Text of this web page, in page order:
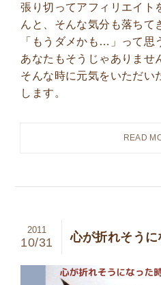
張り切ってアフィリエイト
んと、そんな気分も落ちて
「もうダメかも…」って思
あなたもそうじゃありませ
そんな時に元気をいただい
します。
心が折れそう
2011
10/31